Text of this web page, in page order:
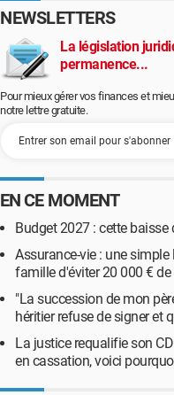
NEWSLETTERS
La législation
permanence...
Pour mieux gérer vos finances et
notre lettre gratuite.
EN CE MOMENT
Budget 2027 : cette baisse
Assurance-vie : une
famille d'éviter 20 000 €
"La succession de mon
héritier refuse de signer et
La justice requalifie son
en cassation, voici